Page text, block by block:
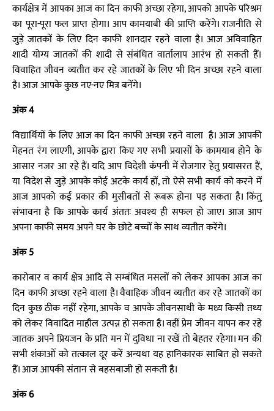
कार्यक्षेत्र में आपका आज का दिन काफी अच्छा रहेगा, आपको आपके परिश्रम
का पूरा-पूरा फल प्राप्त होगा। आप कामयाबी की प्राप्ति करेंगे। राजनीति से
जुड़े जातकों के लिए दिन काफी शानदार रहने वाला है। आज अविवाहित
शादी योग्य जातकों की शादी से संबंधित वार्तालाप आरंभ हो सकती हैं।
विवाहित जीवन व्यतीत कर रहे जातकों के लिए भी दिन अच्छा रहने वाला
है। आज आपके कुछ नए-नए मित्र बनेंगे।
अंक 4
विद्यार्थियों के लिए आज का दिन काफी अच्छा रहने वाला है। आज आपकी
मेहनत रंग लाएगी, आपके द्वारा किए गए सभी प्रयासों के कामयाब होने के
आसार नजर आ रहे हैं। यदि आप विदेशी कंपनी में रोजगार हेतु प्रयासरत हैं,
या विदेश से जुड़े आपके कोई अटके कार्य हों, तो ऐसे सभी कार्य को करने में
आज आपको कई प्रकार की मुसीबतों से रूबरू होना पड़ सकता है। किंतु
संभावना है कि आपके कार्य अंततः अवश्य ही सफल हो जाए। आज आप
अपना काफी समय अपने घर के छोटे बच्चों के साथ व्यतीत करेंगे।
अंक 5
कारोबार व कार्य क्षेत्र आदि से सम्बंधित मसलों को लेकर आपका आज का
दिन काफी अच्छा रहने वाला है। वैवाहिक जीवन व्यतीत कर रहे जातकों का
दिन कुछ ठीक नहीं रहेगा, आपके व आपके जीवनसाथी के मध्य किसी तथ्य
को लेकर विवादित माहौल उत्पन्न हो सकता है। वहीं प्रेम जीवन यापन कर रहे
जातक अपने प्रियजन के प्रति मन में दुविधा ना रखें तो बेहतर रहेगा। मन की
सभी शंकाओं को तत्काल दूर करें अन्यथा यह हानिकारक साबित हो सकते
हैं। आज आपकी संतान से बहसबाजी हो सकती है।
अंक 6